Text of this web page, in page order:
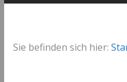
Sie befinden sich hier: